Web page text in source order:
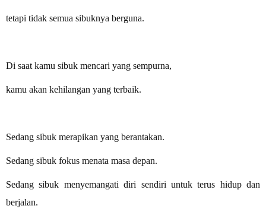
tetapi tidak semua sibuknya berguna.
Di saat kamu sibuk mencari yang sempurna,
kamu akan kehilangan yang terbaik.
Sedang sibuk merapikan yang berantakan.
Sedang sibuk fokus menata masa depan.
Sedang sibuk menyemangati diri sendiri untuk terus hidup dan
berjalan.